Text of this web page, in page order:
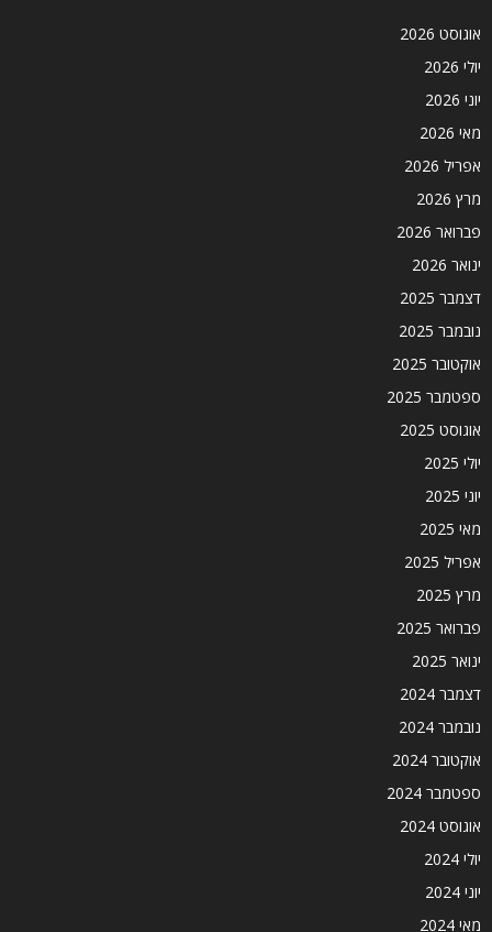
אוגוסט 2026
יולי 2026
יוני 2026
מאי 2026
אפריל 2026
מרץ 2026
פברואר 2026
ינואר 2026
דצמבר 2025
נובמבר 2025
אוקטובר 2025
ספטמבר 2025
אוגוסט 2025
יולי 2025
יוני 2025
מאי 2025
אפריל 2025
מרץ 2025
פברואר 2025
ינואר 2025
דצמבר 2024
נובמבר 2024
אוקטובר 2024
ספטמבר 2024
אוגוסט 2024
יולי 2024
יוני 2024
מאי 2024